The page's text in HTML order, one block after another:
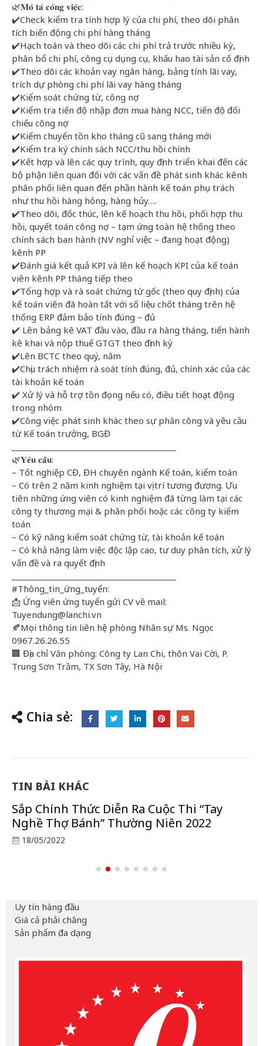
🌿𝐌𝐨̂ 𝐭𝐚̉ 𝐜𝐨̂𝐧𝐠 𝐯𝐢𝐞̣̂𝐜:
✔️Check kiểm tra tính hợp lý của chi phí, theo dõi phân
tích biến động chi phí hàng tháng
✔️Hạch toán và theo dõi các chi phí trả trước nhiều kỳ,
phân bổ chi phí, công cụ dụng cụ, khấu hao tài sản cố định
✔️Theo dõi các khoản vay ngân hàng, bảng tính lãi vay,
trích dự phòng chi phí lãi vay hàng tháng
✔️Kiểm soát chứng từ, công nợ
✔️Kiểm tra tiến độ nhập đơn mua hàng NCC, tiến độ đối
chiếu công nợ
✔️Kiểm chuyển tồn kho tháng cũ sang tháng mới
✔️Kiểm tra ký chính sách NCC/thu hồi chính
✔️Kết hợp và lên các quy trình, quy định triển khai đến các
bộ phận liên quan đối với các vấn đề phát sinh khác kênh
phân phối liên quan đến phần hành kế toán phụ trách
như thu hồi hàng hỏng, hàng hủy….
✔️Theo dõi, đốc thúc, lên kế hoạch thu hồi, phối hợp thu
hồi, quyết toán công nợ – tạm ứng toàn hệ thống theo
chính sách ban hành (NV nghỉ việc – đang hoạt động)
kênh PP
✔️Đánh giá kết quả KPI và lên kế hoạch KPI của kế toán
viên kênh PP tháng tiếp theo
✔️Tổng hợp và rà soát chứng từ gốc (theo quy định) của
kế toán viên đã hoàn tất với số liệu chốt tháng trên hệ
thống ERP đảm bảo tính đúng – đủ
✔️ Lên bảng kê VAT đầu vào, đầu ra hàng tháng, tiến hành
kê khai và nộp thuế GTGT theo định kỳ
✔️Lên BCTC theo quý, năm
✔️Chịu trách nhiệm rà soát tính đúng, đủ, chính xác của các
tài khoản kế toán
✔️ Xử lý và hỗ trợ tồn đọng nếu có, điều tiết hoạt động
trong nhóm
✔️Công việc phát sinh khác theo sự phân công và yêu cầu
từ Kế toán trưởng, BGĐ
🌿𝐘𝐞̂𝐮 𝐜𝐚̂̀𝐮:
– Tốt nghiệp CĐ, ĐH chuyên ngành Kế toán, kiểm toán
– Có trên 2 năm kinh nghiệm tại vị trí tương đương. Ưu
tiên những ứng viên có kinh nghiệm đã từng làm tại các
công ty thương mại & phân phối hoặc các công ty kiểm
toán
– Có kỹ năng kiểm soát chứng từ, tài khoản kế toán
– Có khả năng làm việc độc lập cao, tư duy phân tích, xử lý
vấn đề và ra quyết định
#Thông_tin_ứng_tuyển:
📩 Ứng viên ứng tuyển gửi CV về mail:
Tuyendung@lanchi.vn
🍂Mọi thông tin liên hệ phòng Nhân sự Ms. Ngọc
0967.26.26.55
🏢 Địa chỉ Văn phòng: Công ty Lan Chi, thôn Vai Cời, P.
Trung Sơn Trầm, TX Sơn Tây, Hà Nội
Chia sẻ:
TIN BÀI KHÁC
Sắp Chính Thức Diễn Ra Cuộc Thi “Tay
Nghề Thợ Bánh” Thường Niên 2022
18/05/2022
Uy tín hàng đầu
Giá cả phải chăng
Sản phẩm đa dạng